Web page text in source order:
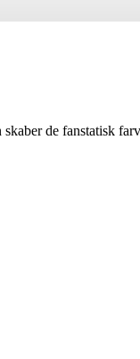
de fanstatisk